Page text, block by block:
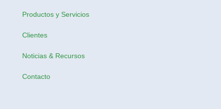
Productos y Servicios
Clientes
Noticias & Recursos
Contacto